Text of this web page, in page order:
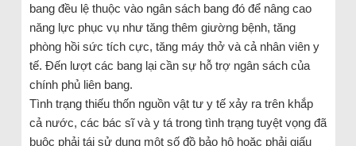
bang đều lệ thuộc vào ngân sách bang đó để nâng cao
năng lực phục vụ như tăng thêm giường bệnh, tăng
phòng hồi sức tích cực, tăng máy thở và cả nhân viên y
tế. Đến lượt các bang lại cần sự hỗ trợ ngân sách của
chính phủ liên bang.
Tình trạng thiếu thốn nguồn vật tư y tế xảy ra trên khắp
cả nước, các bác sĩ và y tá trong tình trạng tuyệt vọng đã
buộc phải tái sử dụng một số đồ bảo hộ hoặc phải giấu